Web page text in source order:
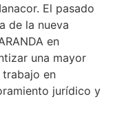
El pasado
de la nueva
en
una mayor
en
jurídico y